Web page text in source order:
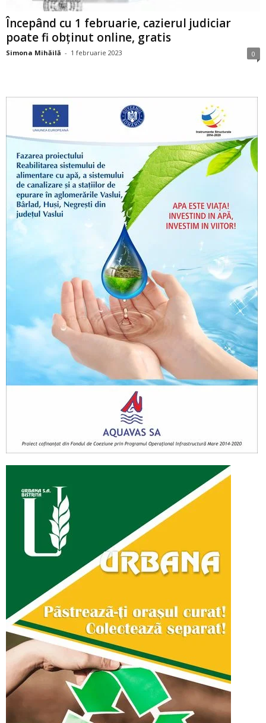
Începând cu 1 februarie, cazierul judiciar
poate fi obținut online, gratis
Simona Mihăilă - 1 februarie 2023 0